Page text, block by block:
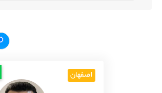
اصفهان